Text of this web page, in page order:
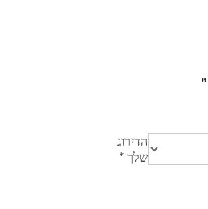
הדירוג
שלך *